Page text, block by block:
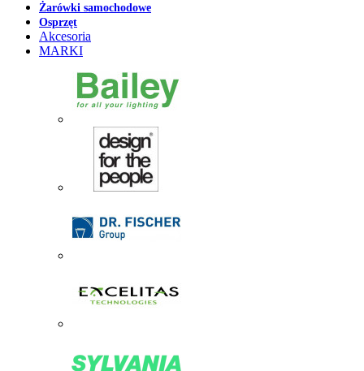
Żarówki samochodowe
Osprzęt
Akcesoria
MARKI